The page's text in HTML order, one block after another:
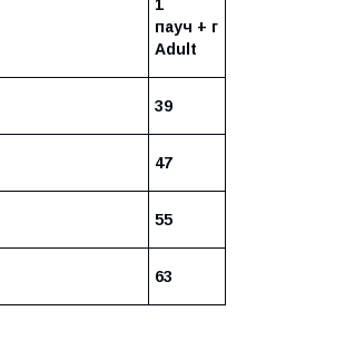
1
пауч + г
Adult
39
47
55
63